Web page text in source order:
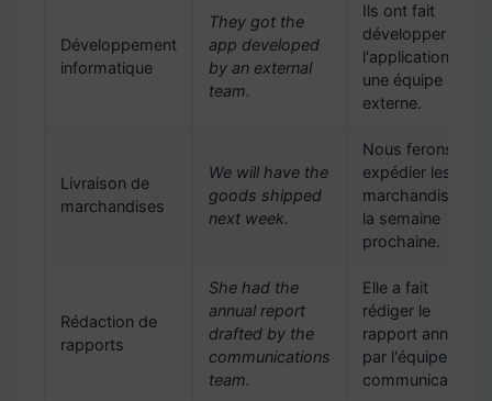
Développement
informatique
They got the
app developed
by an external
team.
Ils ont fait
développer
l'application par
une équipe
externe.
Livraison de
marchandises
We will have the
goods shipped
next week.
Nous ferons
expédier les
marchandises
la semaine
prochaine.
Rédaction de
rapports
She had the
annual report
drafted by the
communications
team.
Elle a fait
rédiger le
rapport annuel
par l'équipe
communication.